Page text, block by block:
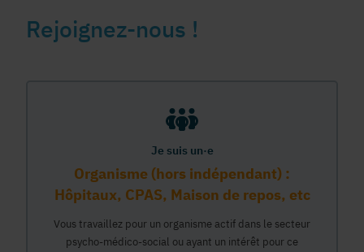
Rejoignez-nous !
Je suis un·e
Organisme (hors indépendant) :
Hôpitaux, CPAS, Maison de repos, etc
Vous travaillez pour un organisme actif dans le secteur
psycho-médico-social ou ayant un intérêt pour ce